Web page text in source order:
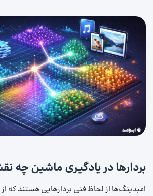
بردارها در یادگیری ماشین چه
امبدینگ‌ها از لحاظ فنی بردارهایی هستند که